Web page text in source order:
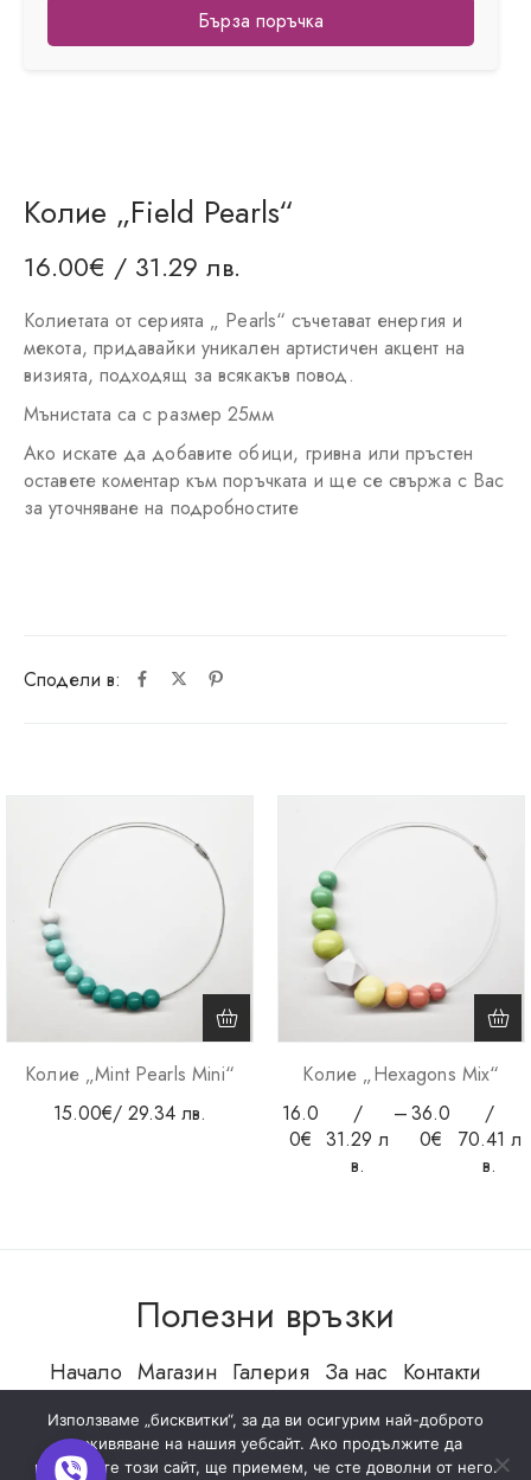
Колие „Field Pearls“
16.00€ / 31.29 лв.
Колиетата от серията „ Pearls“ съчетават енергия и
мекота, придавайки уникален артистичен акцент на
визията, подходящ за всякакъв повод.
Мънистата са с размер 25мм
Ако искате да добавите обици, гривна или пръстен
оставете коментар към поръчката и ще се свържа с Вас
за уточняване на подробностите
Бърза поръчка
Сподели в:
Колие „Mint Pearls Mini“
15.00€/ 29.34 лв.
Колие „Hexagons Mix“
16.0
0€
/
31.29 л
в.
–36.0
0€
/
70.41 л
в.
Полезни връзки
Начало Магазин Галерия За нас Контакти
Използваме „бисквитки“, за да ви осигурим най-доброто
изживяване на нашия уебсайт. Ако продължите да
използвате този сайт, ще приемем, че сте доволни от него.